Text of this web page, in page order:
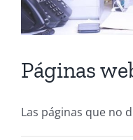
Páginas
Las páginas que no